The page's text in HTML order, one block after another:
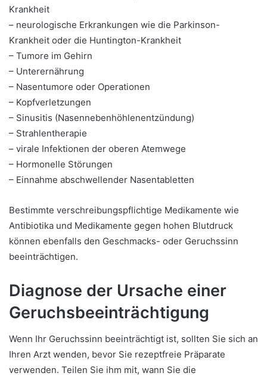
Krankheit
– neurologische Erkrankungen wie die Parkinson-
Krankheit oder die Huntington-Krankheit
– Tumore im Gehirn
– Unterernährung
– Nasentumore oder Operationen
– Kopfverletzungen
– Sinusitis (Nasennebenhöhlenentzündung)
– Strahlentherapie
– virale Infektionen der oberen Atemwege
– Hormonelle Störungen
– Einnahme abschwellender Nasentabletten
Bestimmte verschreibungspflichtige Medikamente wie
Antibiotika und Medikamente gegen hohen Blutdruck
können ebenfalls den Geschmacks- oder Geruchssinn
beeinträchtigen.
Diagnose der Ursache einer
Geruchsbeeinträchtigung
Wenn Ihr Geruchssinn beeinträchtigt ist, sollten Sie sich an
Ihren Arzt wenden, bevor Sie rezeptfreie Präparate
verwenden. Teilen Sie ihm mit, wann Sie die